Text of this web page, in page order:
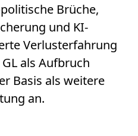
Brüche,
und KI-
Verlusterfahrung
als Aufbruch
Basis als weitere
an.